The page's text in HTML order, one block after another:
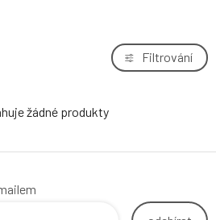
Filtrování
žádné produkty